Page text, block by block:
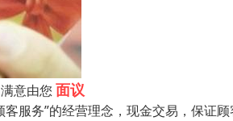
意由您 面议
服务”的经营理念，现金交易，保证